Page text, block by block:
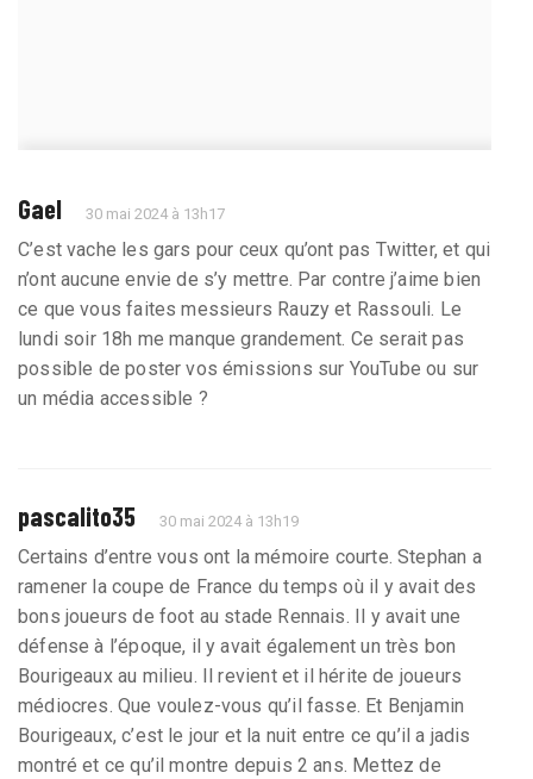
Gael 30 mai 2024 à 13h17
C’est vache les gars pour ceux qu’ont pas Twitter, et qui
n’ont aucune envie de s’y mettre. Par contre j’aime bien
ce que vous faites messieurs Rauzy et Rassouli. Le
lundi soir 18h me manque grandement. Ce serait pas
possible de poster vos émissions sur YouTube ou sur
un média accessible ?
pascalito35 30 mai 2024 à 13h19
Certains d’entre vous ont la mémoire courte. Stephan a
ramener la coupe de France du temps où il y avait des
bons joueurs de foot au stade Rennais. Il y avait une
défense à l’époque, il y avait également un très bon
Bourigeaux au milieu. Il revient et il hérite de joueurs
médiocres. Que voulez-vous qu’il fasse. Et Benjamin
Bourigeaux, c’est le jour et la nuit entre ce qu’il a jadis
montré et ce qu’il montre depuis 2 ans. Mettez de